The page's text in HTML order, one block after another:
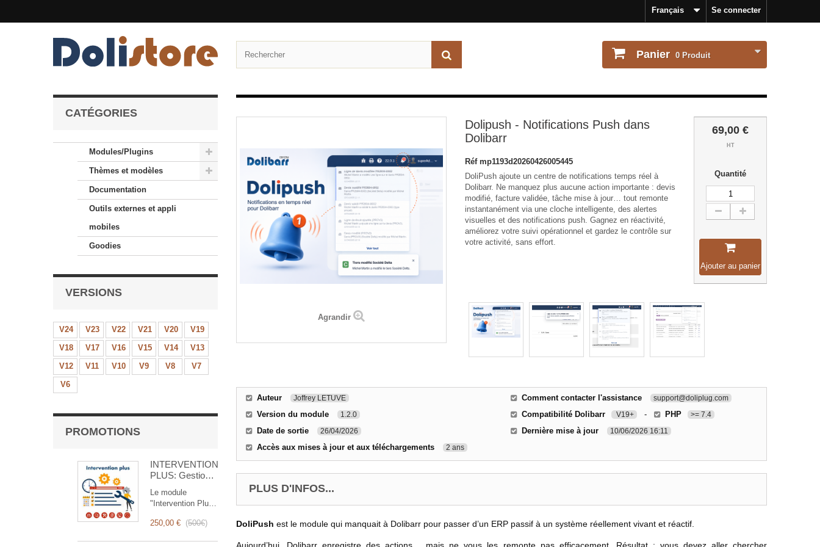
Se connecter
Français
Panier 0 Produit
CATÉGORIES
Modules/Plugins
Thèmes et modèles
Documentation
Outils externes et appli
mobiles
Goodies
VERSIONS
V24 V23 V22 V21 V20
V19
V18
V17 V16 V15 V14
V13
V12
V11 V10 V9 V8
V7
V6
PROMOTIONS
INTERVENTION
PLUS: Gestion
Interventions
Le module
"Intervention Plus"
révolutionnaire qui
250,00 € (500€)
Agrandir
Dolipush - Notifications Push dans
Dolibarr
Réf mp1193d20260426005445
DoliPush ajoute un centre de notifications temps réel à
Dolibarr. Ne manquez plus aucune action importante : devis
modifié, facture validée, tâche mise à jour… tout remonte
instantanément via une cloche intelligente, des alertes
visuelles et des notifications push. Gagnez en réactivité,
améliorez votre suivi opérationnel et gardez le contrôle sur
votre activité, sans effort.
69,00 €
HT
Quantité
Ajouter au panier
Auteur Joffrey LETUVE
Version du module 1.2.0
Date de sortie 26/04/2026
Accès aux mises à jour et aux téléchargements 2 ans
Comment contacter l'assistance support@doliplug.com
Compatibilité Dolibarr V19+ - PHP >= 7.4
Dernière mise à jour 10/06/2026 16:11
PLUS D'INFOS...
DoliPush est le module qui manquait à Dolibarr pour passer d’un ERP passif à un système réellement vivant et réactif.